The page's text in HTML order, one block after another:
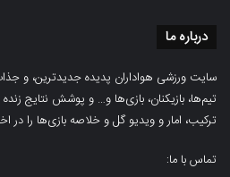
درباره ما
سایت ورزشی هواداران پدیده جدیدترین، و
تیم‌ها، بازیکنان، بازی‌ها و… و پوشش نتایج
ترکیب، امار و ویدیو‌‌ گل‌ و خلاصه بازی‌ها را در
تماس با ما: